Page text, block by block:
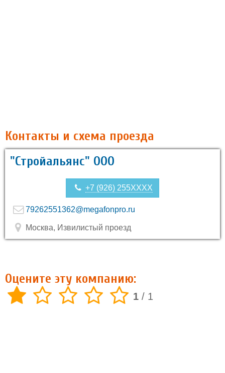
Контакты и схема проезда
"Стройальянс" ООО
+7 (926) 255XXXX
79262551362@megafonpro.ru
Москва, Извилистый проезд
Оцените эту компанию:
1 / 1